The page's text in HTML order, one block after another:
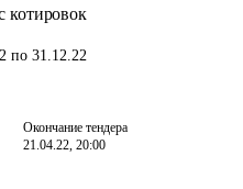
котировок
по 31.12.22
Окончание тендера
21.04.22, 20:00